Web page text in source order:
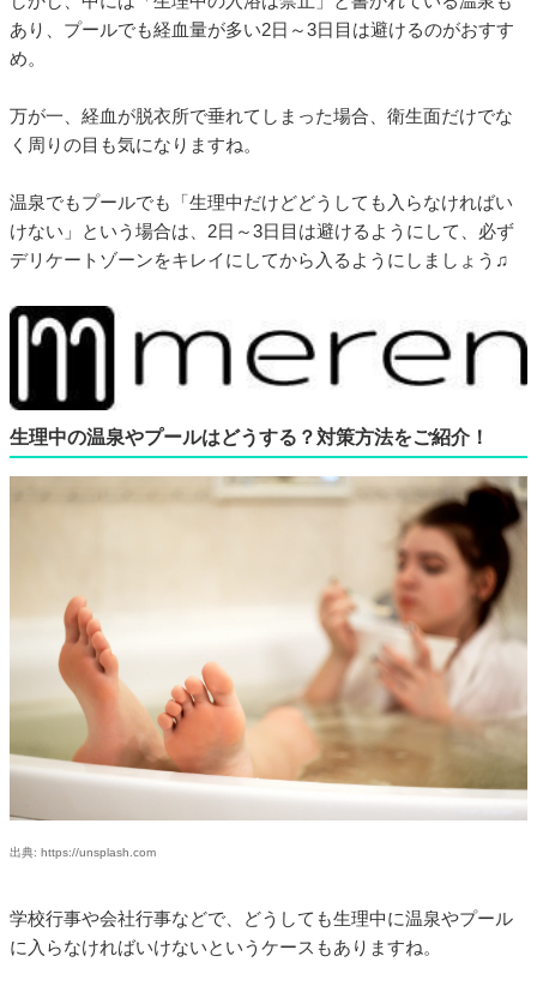
あり、プールでも経血量が多い2日～3日目は避けるのがおすす
め。
万が一、経血が脱衣所で垂れてしまった場合、衛生面だけでな
く周りの目も気になりますね。
温泉でもプールでも「生理中だけどどうしても入らなければい
けない」という場合は、2日～3日目は避けるようにして、必ず
デリケートゾーンをキレイにしてから入るようにしましょう♫
生理中の温泉やプールはどうする？対策方法をご紹介！
出典: https://unsplash.com
学校行事や会社行事などで、どうしても生理中に温泉やプール
に入らなければいけないというケースもありますね。